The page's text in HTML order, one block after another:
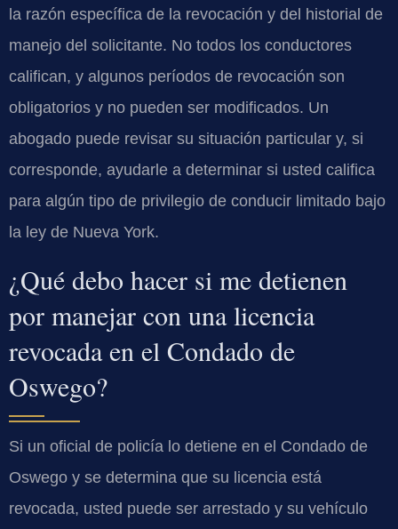
la razón específica de la revocación y del historial de
manejo del solicitante. No todos los conductores
califican, y algunos períodos de revocación son
obligatorios y no pueden ser modificados. Un
abogado puede revisar su situación particular y, si
corresponde, ayudarle a determinar si usted califica
para algún tipo de privilegio de conducir limitado bajo
la ley de Nueva York.
¿Qué debo hacer si me detienen
por manejar con una licencia
revocada en el Condado de
Oswego?
Si un oficial de policía lo detiene en el Condado de
Oswego y se determina que su licencia está
revocada, usted puede ser arrestado y su vehículo